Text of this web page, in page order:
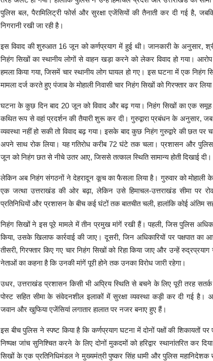
पुलिस बल, पैरामिलिट्री फोर्स और सुरक्षा एजेंसियों की तैनाती कर दी गई है,
निगरानी रखी जा रही है।
इस विवाद की शुरुआत 16 जून को कर्णप्रयाग में हुई थी। जानकारी के अनुसार,
निहंग सिखों का स्थानीय लोगों से वाहन खड़ा करने को लेकर विवाद हो गया।
हमला किया गया, जिसमें चार स्थानीय लोग घायल हो गए। इस घटना में एक
मामला दर्ज करते हुए पंजाब के मोहाली निवासी चार निहंग सिखों को गिरफ्तार कर
घटना के कुछ दिन बाद 20 जून को विवाद और बढ़ गया। निहंग सिखों का एक समूह
कथित रूप से वहां प्रदर्शन की तैयारी शुरू कर दी। गुरुद्वारा प्रबंधन के अनुसार,
व्यवस्था नहीं हो सकी तो विवाद बढ़ गया। इसके बाद कुछ निहंग गुरुद्वारे की छत
अपने साथ रोक लिया। यह गतिरोध करीब 72 घंटे तक चला। प्रशासन और पुलिस
जून को निहंग छत से नीचे उतर आए, जिससे तत्काल स्थिति सामान्य होती दिखाई दी।
लेकिन अब निहंग संगठनों ने देहरादून कूच का फैसला लिया है। गुरुवार को मोहाली के
एक जत्था उत्तराखंड की ओर बढ़ा, लेकिन उसे हिमाचल-उत्तराखंड सीमा पर
प्रतिनिधियों और प्रशासन के बीच कई घंटों तक बातचीत चली, हालांकि कोई अंतिम
निहंग सिखों ने इस पूरे मामले में तीन प्रमुख मांगें रखी हैं। पहली, जिस पुलिस
किया, उसके खिलाफ कार्रवाई की जाए। दूसरी, जिन अधिकारियों पर पक्षपात का
तीसरी, गिरफ्तार किए गए चार निहंग सिखों को रिहा किया जाए और उन्हें
नेताओं का कहना है कि उनकी मांगें पूरी होने तक उनका विरोध जारी रहेगा।
उधर, उत्तराखंड प्रशासन किसी भी अप्रिय स्थिति से बचने के लिए पूरी तरह
पोस्ट सहित सीमा के संवेदनशील इलाकों में सुरक्षा व्यवस्था कड़ी कर दी गई है।
जवान और खुफिया एजेंसियां लगातार हालात पर नजर बनाए हुए हैं।
इस बीच पुलिस ने स्पष्ट किया है कि कर्णप्रयाग घटना में दोनों पक्षों की शिकायतों
निष्पक्ष जांच सुनिश्चित करने के लिए दोनों मुकदमों को हरिद्वार स्थानांतरित कर
सिखों के एक प्रतिनिधिमंडल ने मुख्यमंत्री पुष्कर सिंह धामी और पुलिस महानिदेशक